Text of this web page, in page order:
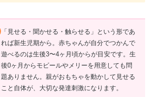
「見せる・聞かせる・触らせる」という形であ
れば新生児期から。赤ちゃんが自分でつかんで
遊べるのは生後3〜4ヶ月頃からが目安です。生
後0ヶ月からモビールやメリーを用意しても問
題ありません。親がおもちゃを動かして見せる
こと自体が、大切な発達刺激になります。